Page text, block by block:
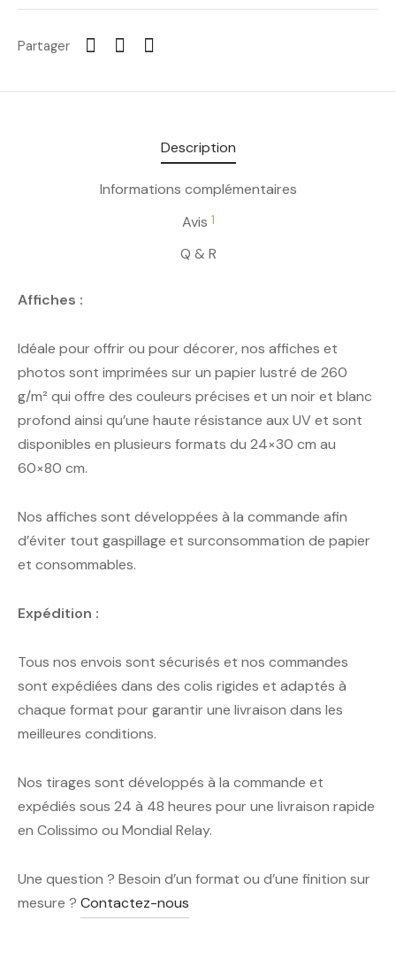
Partager
Description
Informations complémentaires
Avis 1
Q & R
Affiches :
Idéale pour offrir ou pour décorer, nos affiches et
photos sont imprimées sur un papier lustré de 260
g/m² qui offre des couleurs précises et un noir et blanc
profond ainsi qu’une haute résistance aux UV et sont
disponibles en plusieurs formats du 24×30 cm au
60×80 cm.
Nos affiches sont développées à la commande afin
d’éviter tout gaspillage et surconsommation de papier
et consommables.
Expédition :
Tous nos envois sont sécurisés et nos commandes
sont expédiées dans des colis rigides et adaptés à
chaque format pour garantir une livraison dans les
meilleures conditions.
Nos tirages sont développés à la commande et
expédiés sous 24 à 48 heures pour une livraison rapide
en Colissimo ou Mondial Relay.
Une question ? Besoin d’un format ou d’une finition sur
mesure ? Contactez-nous